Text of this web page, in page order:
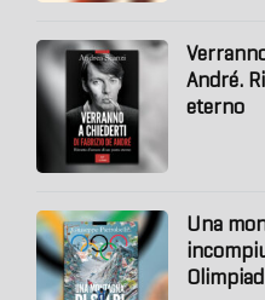
André.
eterno
Una